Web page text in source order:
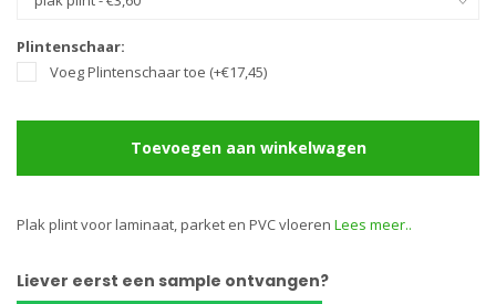
Plintenschaar:
Voeg Plintenschaar toe (+€17,45)
Toevoegen aan winkelwagen
Plak plint voor laminaat, parket en PVC vloeren Lees meer..
Liever eerst een sample ontvangen?